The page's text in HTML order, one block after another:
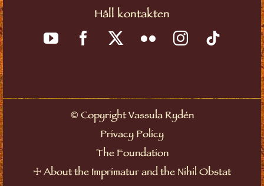
Håll kontakten
©Copyright Vassula Rydén
Privacy Policy
The Foundation
☩ About the Imprimatur and the Nihil Obstat